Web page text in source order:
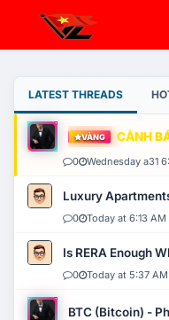
LATEST THREADS
VÀNG CẢNH
0 Wednesday a31
Luxury
0 Today at 6:13 AM
Is RERA Enough
0 Today at 5:37 AM
BTC (Bitcoin) -